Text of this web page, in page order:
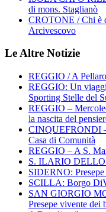
di mons. Staglianò
CROTONE / Chi è
Arcivescovo
Le Altre Notizie
REGGIO / A
REGGIO: Un
Sporting Stelle del
REGGIO –
la nascita del
CINQUEFRONDI –
Casa di Comunità
REGGIO – A S.
S. ILARIO DELLO
SIDERNO:
SCILLA: Borgo
SAN GIORGIO
Presepe vivente dei